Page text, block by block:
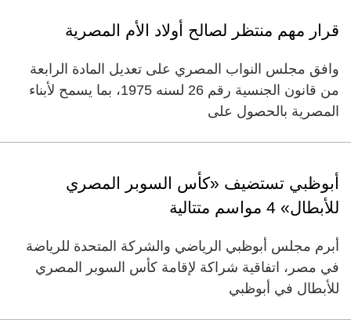
قرار مهم منتظر لصالح أولاد الأم المصرية
وافق مجلس النواب المصري على تعديل المادة الرابعة
من قانون الجنسية رقم 26 لسنه 1975، بما يسمح لأبناء
المصرية بالحصول على
أبوظبي تستضيف «كأس السوبر المصري
للأبطال» 4 مواسم متتالية
أبرم مجلس أبوظبي الرياضي والشركة المتحدة للرياضة
في مصر، اتفاقية شراكة لإقامة كأس السوبر المصري
للأبطال في أبوظبي